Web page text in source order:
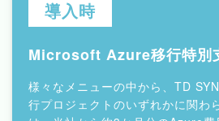
導入時
Microsoft Azure移行特別
様々なメニューの中から、TD
行プロジェクトのいずれかに関わ